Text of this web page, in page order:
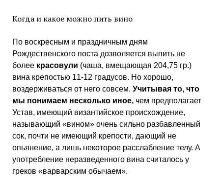
Когда и какое можно пить вино
По воскресным и праздничным дням
Рождественского поста дозволяется выпить не
более красовули (чаша, вмещающая 204,75 гр.)
вина крепостью 11-12 градусов. Но хорошо,
воздерживаться от него совсем. Учитывая то, что
мы понимаем несколько иное,чем предполагает
Устав, имеющий византийское происхождение,
называющий «вином» очень сильно разбавленный
сок, почти не имеющий крепости, дающий не
опьянение, а лишь некоторое расслабление телу. А
употребление неразведенного вина считалось у
греков «варварским обычаем».